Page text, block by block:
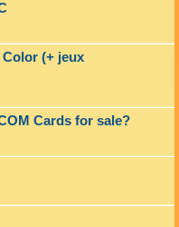
Color (+ jeux
Cards for sale?